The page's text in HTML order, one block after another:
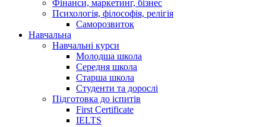
Фінанси, маркетинг, бізнес
Психологія, філософія, релігія
Саморозвиток
Навчальна
Навчальні курси
Молодша школа
Середня школа
Старша школа
Студенти та дорослі
Підготовка до іспитів
First Certificate
IELTS